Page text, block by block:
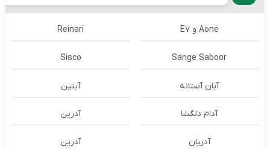
Aone و E7 Reinari
Sange Saboor
Sisco
آبان آستانه آبتین
آدام دلگشا آدرين
آدریان آدرین